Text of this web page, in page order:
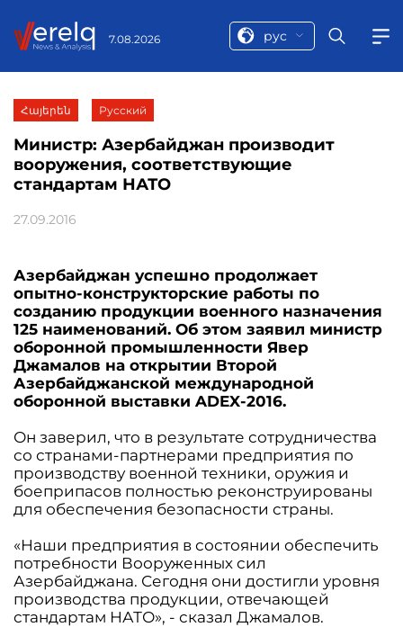
7.08.2026 рус
Հայերեն Русский
Министр: Азербайджан производит
вооружения, соответствующие
стандартам НАТО
27.09.2016
Азербайджан успешно продолжает
опытно-конструкторские работы по
созданию продукции военного назначения
125 наименований. Об этом заявил министр
оборонной промышленности Явер
Джамалов на открытии Второй
Азербайджанской международной
оборонной выставки ADEX-2016.
Он заверил, что в результате сотрудничества
со странами-партнерами предприятия по
производству военной техники, оружия и
боеприпасов полностью реконструированы
для обеспечения безопасности страны.
«Наши предприятия в состоянии обеспечить
потребности Вооруженных сил
Азербайджана. Сегодня они достигли уровня
производства продукции, отвечающей
стандартам НАТО», - сказал Джамалов.